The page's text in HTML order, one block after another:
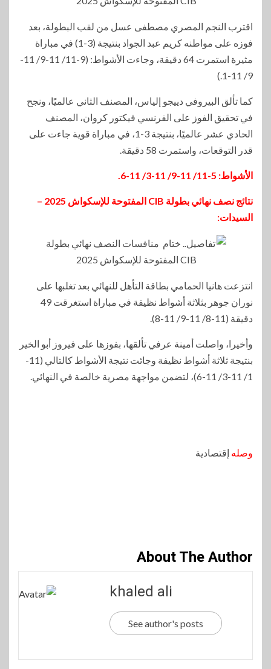
اقترب النجم المصري مصطفى عسل من لقب البطولة، بعد
فوزه على مواطنه كريم عبد الجواد بنتيجة (3-1) في مباراة
مثيرة استمرت 64 دقيقة، وجاءت الأشواط: (9-11/ 11-9/ 11-
9/ 11-1.)
كما تألق البيروفي دييجو إلياس، المصنف الثاني عالميًا، ونجح
في تحقيق الفوز على الفرنسي فيكتور كروان، المصنف
الحادي عشر عالميًا، بنتيجة 3-1، في مباراة قوية جاءت على
قدر التوقعات، واستمرت 58 دقيقة.
الأشواط: 5-11/ 11-9/ 11-3/ 11-6.
نتائج نصف نهائي بطولة CIB المفتوحة للإسكواش 2025 –
السيدات:
انتزعت هانيا الحمامي بطاقة التأهل للنهائي بعد تغلبها على
نوران جوهر بثلاثة أشواط نظيفة في مباراة استغرقت 49
دقيقة (11-8/ 11-9/ 11-8).
وأخيرا، واصلت أمينة عرفي تألقها، بفوزها على فيروز أبو الخير
بنتيجة ثلاثة أشواط نظيفة وجائت نتيجة الأشواط كالتالي (11-
1/ 11-3/ 11-6)، لتضمن مواجهة مصرية خالصة في النهائي.
وصله إقتصادية
About The Author
khaled ali
See author's posts